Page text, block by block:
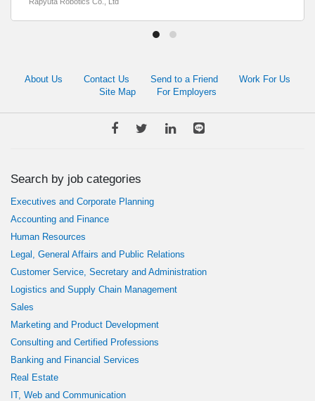
About Us Contact Us Send to a Friend
Work For Us
Site Map
For Employers
Search by job categories
Executives and Corporate Planning
Accounting and Finance
Human Resources
Legal, General Affairs and Public Relations
Customer Service, Secretary and Administration
Logistics and Supply Chain Management
Sales
Marketing and Product Development
Consulting and Certified Professions
Banking and Financial Services
Real Estate
IT, Web and Communication